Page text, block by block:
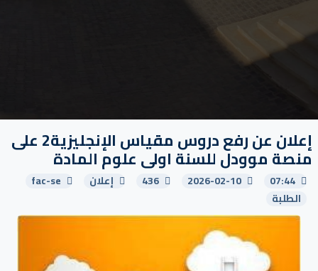
إعلان عن رفع دروس مقياس الإنجليزية2 على
منصة موودل للسنة اولى علوم المادة
07:44
2026-02-10
436 إعلان
fac-se
الطلبة